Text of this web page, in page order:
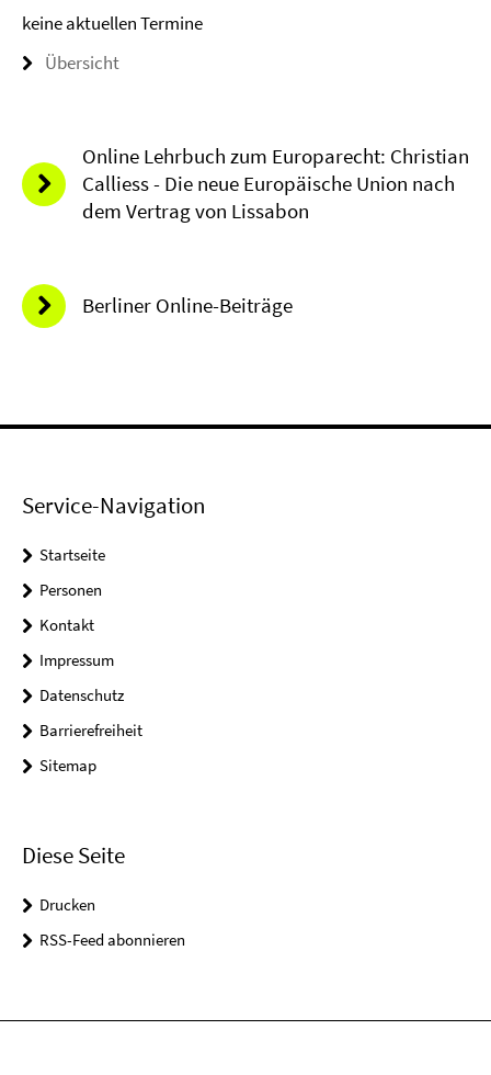
keine aktuellen Termine
Übersicht
Online Lehrbuch zum Europarecht: Christian
Calliess - Die neue Europäische Union nach
dem Vertrag von Lissabon
Berliner Online-Beiträge
Service-Navigation
Startseite
Personen
Kontakt
Impressum
Datenschutz
Barrierefreiheit
Sitemap
Diese Seite
Drucken
RSS-Feed abonnieren